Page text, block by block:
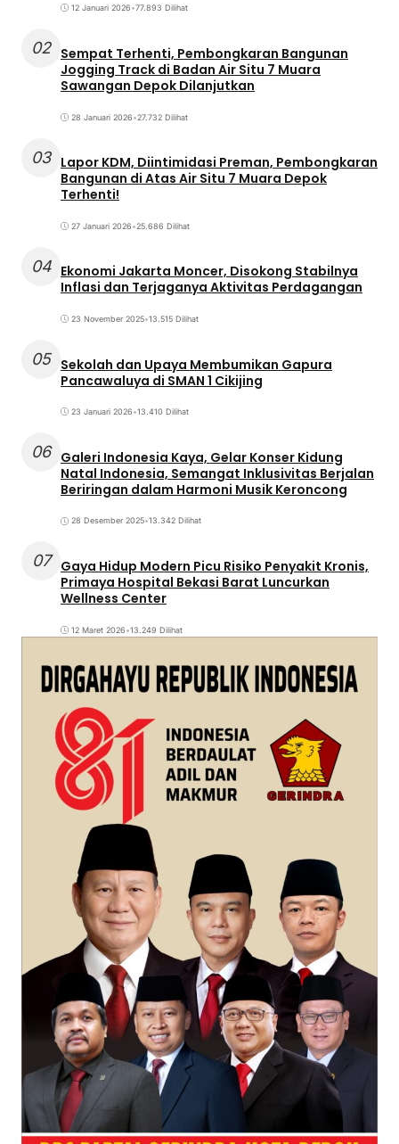
12 Januari 2026•77.893 Dilihat
02 Sempat Terhenti, Pembongkaran Bangunan
Jogging Track di Badan Air Situ 7 Muara
Sawangan Depok Dilanjutkan
28 Januari 2026•27.732 Dilihat
03 Lapor KDM, Diintimidasi Preman, Pembongkaran
Bangunan di Atas Air Situ 7 Muara Depok
Terhenti!
27 Januari 2026•25.686 Dilihat
04 Ekonomi Jakarta Moncer, Disokong Stabilnya
Inflasi dan Terjaganya Aktivitas Perdagangan
23 November 2025•13.515 Dilihat
05 Sekolah dan Upaya Membumikan Gapura
Pancawaluya di SMAN 1 Cikijing
23 Januari 2026•13.410 Dilihat
06 Galeri Indonesia Kaya, Gelar Konser Kidung
Natal Indonesia, Semangat Inklusivitas Berjalan
Beriringan dalam Harmoni Musik Keroncong
28 Desember 2025•13.342 Dilihat
07
Gaya Hidup Modern Picu Risiko Penyakit Kronis,
Primaya Hospital Bekasi Barat Luncurkan
Wellness Center
12 Maret 2026•13.249 Dilihat